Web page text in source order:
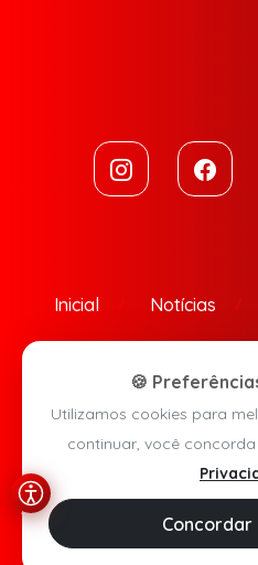
Inicial Notícias
Política de
Agora Sudoeste © 2026 -
🍪
Utilizamos cookies para
continuar, você
Concordar